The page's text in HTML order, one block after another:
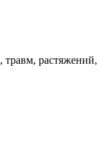
растяжений,